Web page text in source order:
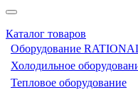
Каталог товаров
Оборудование
Холодильное
Тепловое оборудование